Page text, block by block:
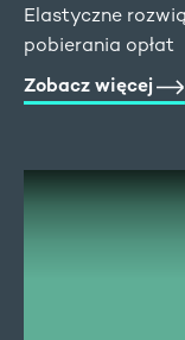
Elastyczne
pobierania opłat
Zobacz więcej